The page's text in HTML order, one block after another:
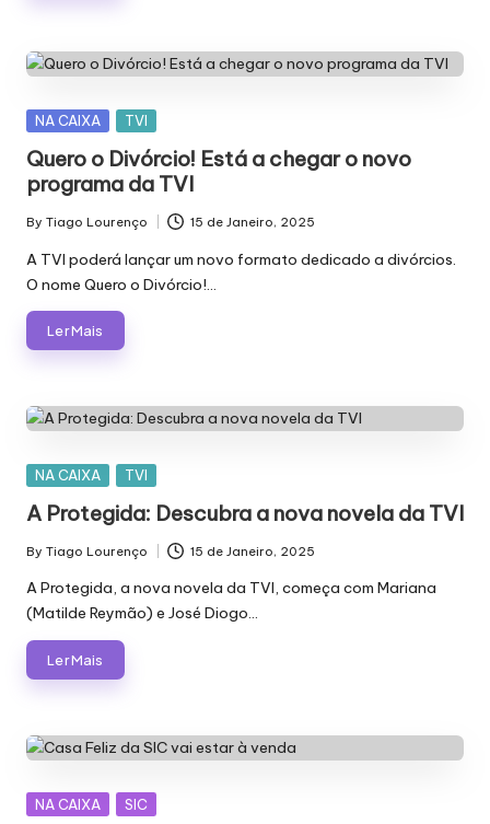
Posted
NA CAIXA TVI
Quero o Divórcio! Está a chegar o novo
programa da TVI
Posted
by
By Tiago Lourenço 15 de Janeiro, 2025
A TVI poderá lançar um novo formato dedicado a divórcios.
O nome Quero o Divórcio!…
Ler Mais
Posted
NA CAIXA TVI
A Protegida: Descubra a nova novela da TVI
Posted
by
By Tiago Lourenço 15 de Janeiro, 2025
A Protegida, a nova novela da TVI, começa com Mariana
(Matilde Reymão) e José Diogo…
Ler Mais
Posted
NA CAIXA SIC